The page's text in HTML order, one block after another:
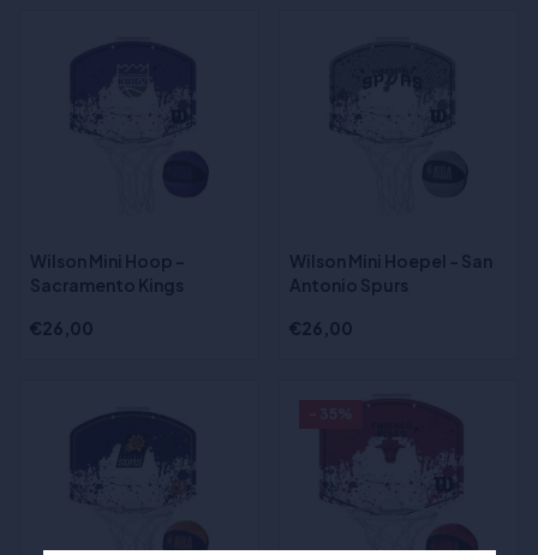
Wilson Mini Hoop -
Sacramento Kings
€26,00
Wilson Mini Hoepel - San
Antonio Spurs
€26,00